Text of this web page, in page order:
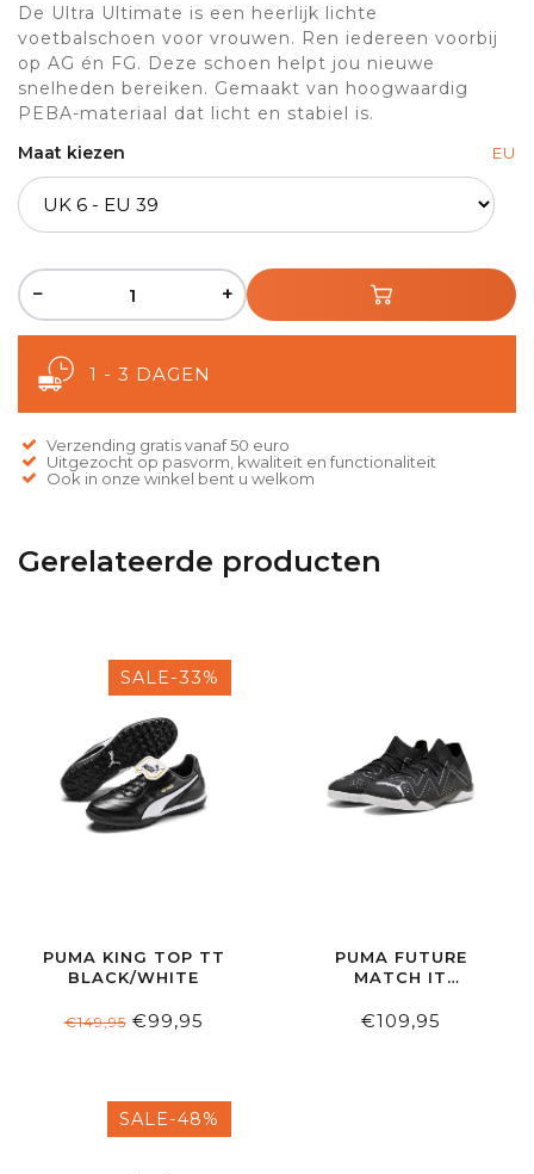
De Ultra Ultimate is een heerlijk lichte
voetbalschoen voor vrouwen. Ren iedereen voorbij
op AG én FG. Deze schoen helpt jou nieuwe
snelheden bereiken. Gemaakt van hoogwaardig
PEBA-materiaal dat licht en stabiel is.
Maat kiezen
EU
− +
1 - 3 DAGEN
Verzending gratis vanaf 50 euro
Uitgezocht op pasvorm, kwaliteit en functionaliteit
Ook in onze winkel bent u welkom
Gerelateerde producten
SALE-33%
PUMA KING TOP TT
BLACK/WHITE
€149,95€99,95
PUMA FUTURE
MATCH IT
€109,95
SALE-48%